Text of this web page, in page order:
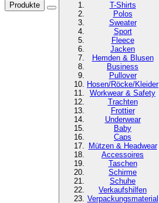
Produkte
T-Shirts
Polos
Sweater
Sport
Fleece
Jacken
Hemden & Blusen
Business
Pullover
Hosen/Röcke/Kleider
Workwear & Safety
Trachten
Frottier
Underwear
Baby
Caps
Mützen & Headwear
Accessoires
Taschen
Schirme
Schuhe
Verkaufshilfen
Verpackungsmaterial